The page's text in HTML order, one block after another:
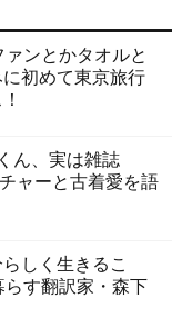
ンとかタオルと
初めて東京旅行
ん、実は雑誌
ャーと古着愛を語
しく生きるこ
す翻訳家・森下